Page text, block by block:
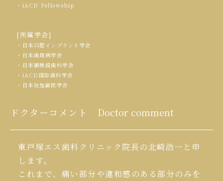
・iACD Fellowship
[所属学会]
・日本口腔インプラント学会
・日本歯周病学会
・日本顕微鏡歯科学会
・iACD国際歯科学会
・日本抗加齢医学会
ドクターコメント Doctor comment
東戸塚エス歯科クリニック院長の北崎浩一と申
します。
これまで、痛い部分や違和感のある部分のみを